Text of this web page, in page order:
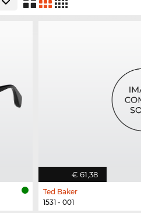
€ 61,38
Ted Baker
1531 - 001